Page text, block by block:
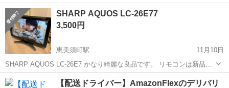
な傷が少しあります。 リモコンも綺麗です。 近場でしたら➕500円で
配送承ります。
大阪 大阪市
SHARP AQUOS LC-26E77
3,500円
恵美須町駅
11月10日
SHARP AQUOS LC-26E7 かなり綺麗な良品です。 リモコンは新品で
す。 近場なら➕500円で配送承ります。
大阪 恵美須町駅 テレビ
【配送ドライバー】AmazonFlexのデリバリ